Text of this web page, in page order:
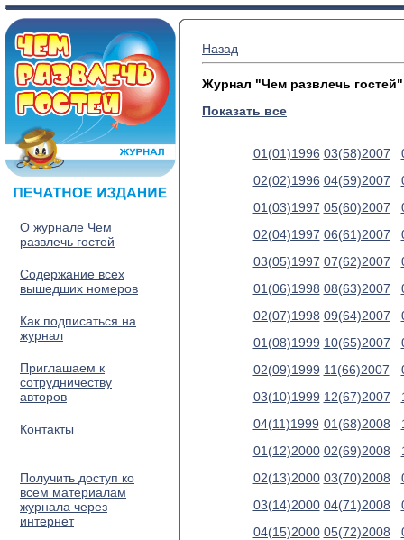
О журнале Чем
развлечь гостей
Содержание всех
вышедших номеров
Как подписаться на
журнал
Приглашаем к
сотрудничеству
авторов
Контакты
Получить доступ ко
всем материалам
журнала через
интернет
Назад
Журнал "Чем развлечь гостей"
Показать все
01(01)1996
02(02)1996
01(03)1997
02(04)1997
03(05)1997
01(06)1998
02(07)1998
01(08)1999
02(09)1999
03(10)1999
04(11)1999
01(12)2000
02(13)2000
03(14)2000
04(15)2000
03(58)2007
04(59)2007
05(60)2007
06(61)2007
07(62)2007
08(63)2007
09(64)2007
10(65)2007
11(66)2007
12(67)2007
01(68)2008
02(69)2008
03(70)2008
04(71)2008
05(72)2008